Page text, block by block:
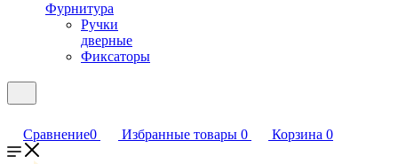
Фурнитура
Ручки
дверные
Фиксаторы
Сравнение0 Избранные товары 0 Корзина 0